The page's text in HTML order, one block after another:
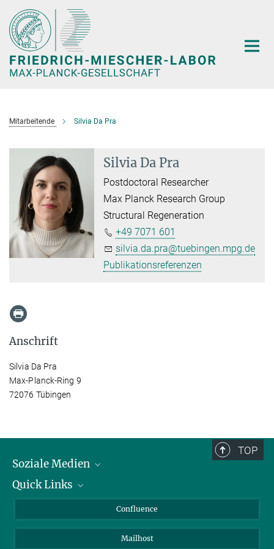
Hauptinhalt
Mitarbeitende Silvia Da Pra
Silvia Da Pra
Postdoctoral Researcher
Max Planck Research Group
Structural Regeneration
+49 7071 601
silvia.da.pra@tuebingen.mpg.de
Publikationsreferenzen
Anschrift
Silvia Da Pra
Max-Planck-Ring 9
72076 Tübingen
TOP
Soziale Medien
LinkedIn
YouTube
Quick Links
Über Tiere in der Forschung
Ihr Weg zu uns
Confluence
Mailhost